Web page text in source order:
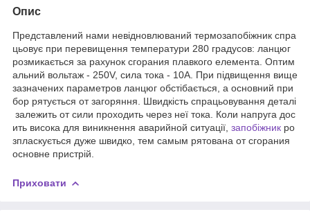
Опис
Представлений нами невідновлюваний термозапобіжник спра
цьовує при перевищення температури 280 градусов: ланцюг
розмикається за рахунок сгорания плавкого елемента Оптим
альний вольтаж - 250V, сила тока - 10А При підвищення вище
зазначених параметров ланцюг обстібається а основний при
бор рятується от загоряння Швидкість спрацьовування деталі
залежить от сили проходить через неї тока Коли напруга дос
ить висока для виникнення аварийной ситуації запобіжник ро
зпласкується дуже швидко тем самым рятована от сгорания
основне пристрій
Приховати